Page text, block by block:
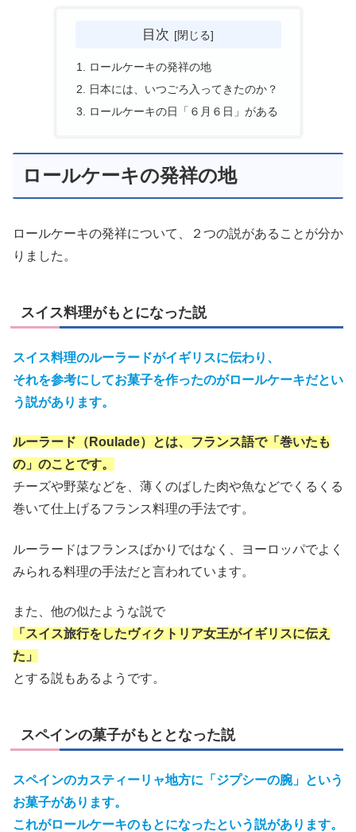
目次
ロールケーキの発祥の地
日本には、いつごろ入ってきたのか？
ロールケーキの日「６月６日」がある
ロールケーキの発祥の地
ロールケーキの発祥について、２つの説があることが分か
りました。
スイス料理がもとになった説
スイス料理のルーラードがイギリスに伝わり、
それを参考にしてお菓子を作ったのがロールケーキだとい
う説があります。
ルーラード（Roulade）とは、フランス語で「巻いたも
の」のことです。
チーズや野菜などを、薄くのばした肉や魚などでくるくる
巻いて仕上げるフランス料理の手法です。
ルーラードはフランスばかりではなく、ヨーロッパでよく
みられる料理の手法だと言われています。
また、他の似たような説で
「スイス旅行をしたヴィクトリア女王がイギリスに伝え
た」
とする説もあるようです。
スペインの菓子がもととなった説
スペインのカスティーリャ地方に「ジプシーの腕」という
お菓子があります。
これがロールケーキのもとになったという説があります。